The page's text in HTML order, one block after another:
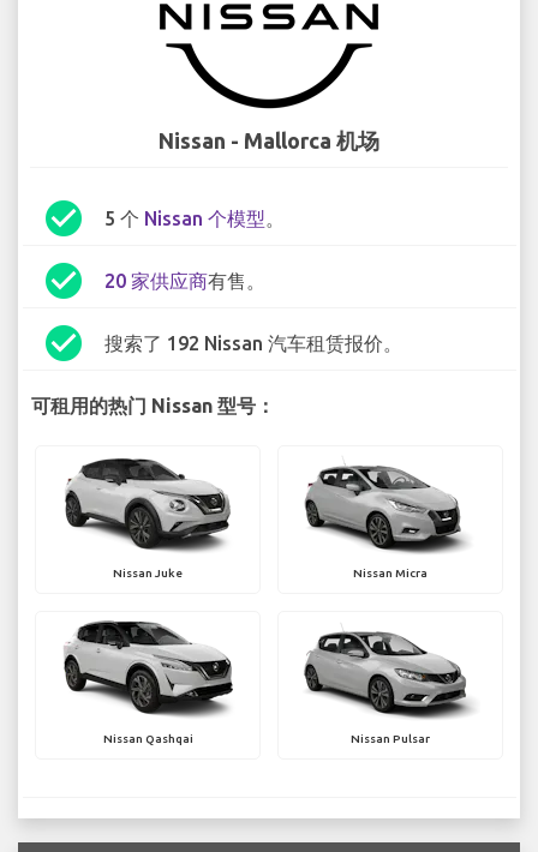
Nissan - Mallorca 机场
check_circle 5 个 Nissan 个模型。
check_circle 20 家供应商有售。
check_circle 搜索了 192 Nissan 汽车租赁报价。
可租用的热门 Nissan 型号：
Nissan Juke Nissan Micra
Nissan Qashqai Nissan Pulsar